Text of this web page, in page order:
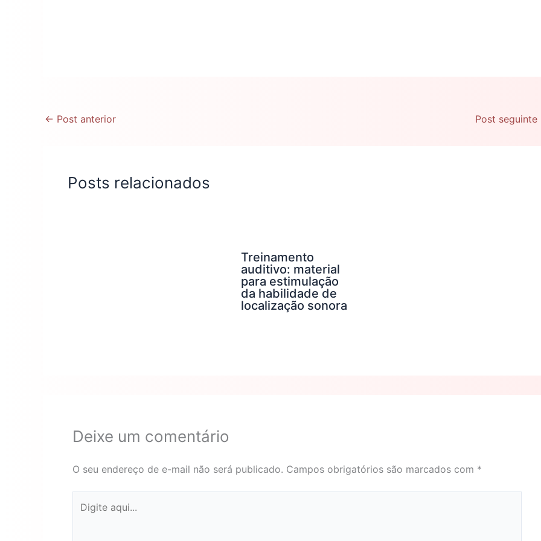
← Post anterior Post seguinte
Posts relacionados
Treinamento
auditivo: material
para estimulação
da habilidade de
localização sonora
Deixe um comentário
O seu endereço de e-mail não será publicado. Campos obrigatórios são marcados com *
aqui...